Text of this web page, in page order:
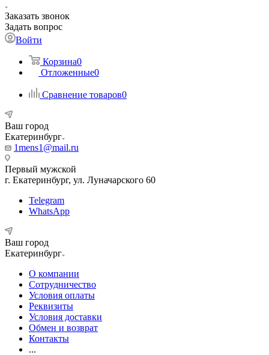
Заказать звонок
Задать вопрос
Войти
Корзина0
Отложенные0
Сравнение товаров0
Ваш город
Екатеринбург
1mens1@mail.ru
Первый мужской
г. Екатеринбург, ул. Луначарского 60
Telegram
WhatsApp
Ваш город
Екатеринбург
О компании
Сотрудничество
Условия оплаты
Реквизиты
Условия доставки
Обмен и возврат
Контакты
...